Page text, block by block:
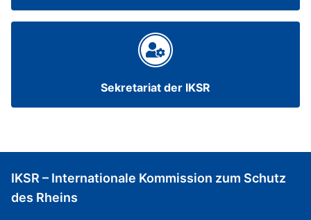
Sekretariat der IKSR
IKSR – Internationale Kommission zum Schutz
des Rheins